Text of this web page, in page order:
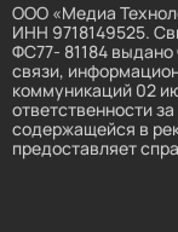
ООО «Медиа
ИНН 9718149525.
ФС77- 81184
связи,
коммуникаций 02
ответственности
содержащейся в
предоставляет